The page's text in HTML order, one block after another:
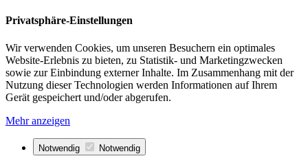
Privatsphäre-Einstellungen
Wir verwenden Cookies, um unseren Besuchern ein optimales
Website-Erlebnis zu bieten, zu Statistik- und Marketingzwecken
sowie zur Einbindung externer Inhalte. Im Zusammenhang mit der
Nutzung dieser Technologien werden Informationen auf Ihrem
Gerät gespeichert und/oder abgerufen.
Mehr anzeigen
Notwendig Notwendig